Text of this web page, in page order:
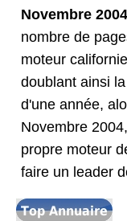
Novembre
nombre de
moteur
doublant ainsi
d'une année,
Novembre
propre moteur
faire un leader